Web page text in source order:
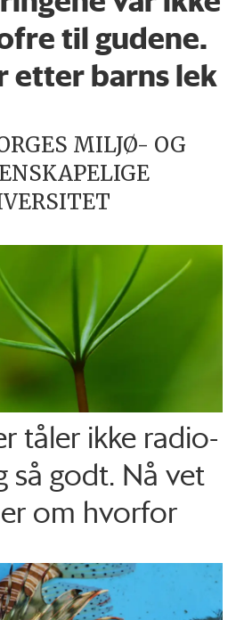
til gudene.
etter barns lek
MILJØ- OG
tåler ikke radio­
så godt. Nå vet
om hvorfor